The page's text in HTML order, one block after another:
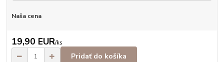
Naša cena
19,90 EUR/ks
Pridať do košíka